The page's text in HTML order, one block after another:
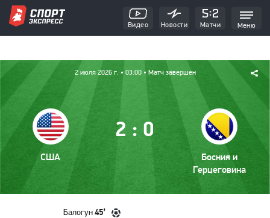
Видео Новости Матчи Меню
2 июля 2026 г. • 03:00 • Матч завершен
2 : 0
США
Босния и
Герцеговина
Балогун 45’